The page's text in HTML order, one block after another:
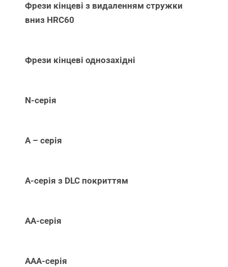
Фрези кінцеві з видаленням стружки
вниз НRC60
Фрези кінцеві однозахідні
N-серія
А – серія
А-серія з DLC покриттям
АА-серія
ААА-серія